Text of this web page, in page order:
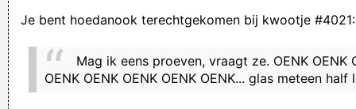
Dave, Denny, Lena, Ida, Bernadette, Ben, Ray, Lila, Nina, Jo,
Ira, Mara, Sara, Mario, Jan, Ina, Lily, Arne, Bette, Dan, Reba,
Diane, Lynn, Ed, Eva, Dana, Lynne, Pearl, Isabel, Ada, Ned,
Je bent hoedanook terechtgekomen bij kwootje #4021:
Mag ik eens proeven, vraagt ze. OENK OENK
OENK OENK OENK OENK OENK... glas meteen half